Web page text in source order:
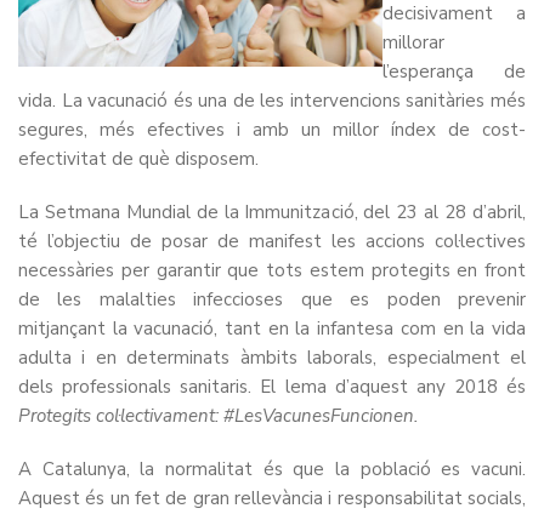
decisivament a
millorar
l’esperança de
vida. La vacunació és una de les intervencions sanitàries més
segures, més efectives i amb un millor índex de cost-
efectivitat de què disposem.
La Setmana Mundial de la Immunització, del 23 al 28 d’abril,
té l’objectiu de posar de manifest les accions col·lectives
necessàries per garantir que tots estem protegits en front
de les malalties infeccioses que es poden prevenir
mitjançant la vacunació, tant en la infantesa com en la vida
adulta i en determinats àmbits laborals, especialment el
dels professionals sanitaris. El lema d’aquest any 2018 és
Protegits col·lectivament: #LesVacunesFuncionen.
A Catalunya, la normalitat és que la població es vacuni.
Aquest és un fet de gran rellevància i responsabilitat socials,